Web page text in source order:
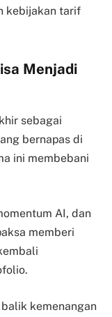
kebijakan tarif
Menjadi
sebagai
bernapas di
ini membebani
AI, dan
memberi
kemenangan